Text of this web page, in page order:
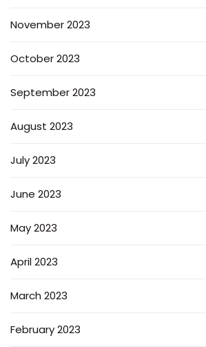
November 2023
October 2023
September 2023
August 2023
July 2023
June 2023
May 2023
April 2023
March 2023
February 2023